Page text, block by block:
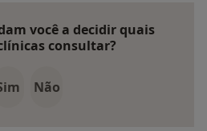
você a decidir quais
consultar?
Não